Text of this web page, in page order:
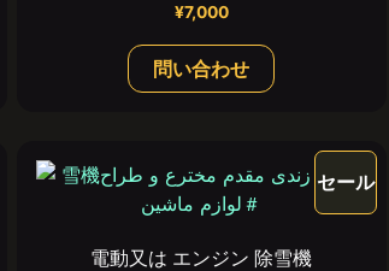
¥7,000
問い合わせ
セール
電動又は エンジン 除雪機